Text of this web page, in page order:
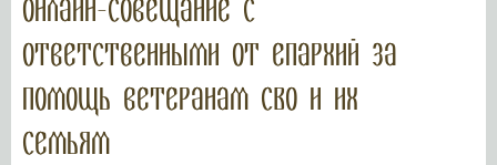
онлайн-совещание с
ответственными от епархий за
помощь ветеранам СВО и их
семьям